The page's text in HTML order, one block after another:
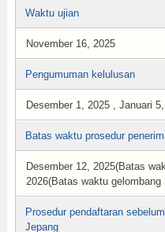
Waktu ujian
November 16, 2025
Pengumuman kelulusan
Desember 1, 2025 , Januari
Batas waktu prosedur
Desember 12, 2025(Batas
2026(Batas waktu gelombang
Prosedur pendaftaran
Jepang